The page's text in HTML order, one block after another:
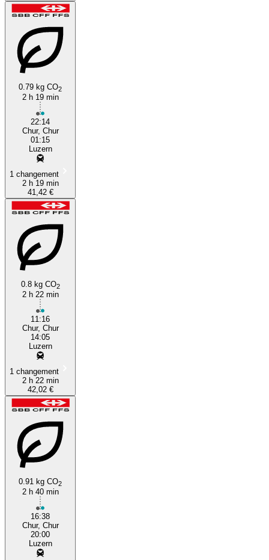
0.79 kg CO2
2 h 19 min
22:14
Chur, Chur
01:15
Luzern
1 changement
2 h 19 min
41,42 €
0.8 kg CO2
2 h 22 min
11:16
Chur, Chur
14:05
Luzern
1 changement
2 h 22 min
42,02 €
0.91 kg CO2
2 h 40 min
16:38
Chur, Chur
20:00
Luzern